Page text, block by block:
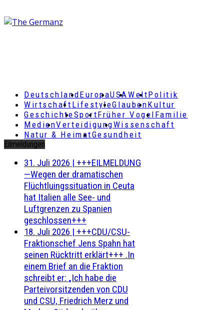
DeutschlandEuropaUSAWeltPolitik
Wirtschaft LifestyleGlaubenKultur
GeschichteSportFrüher Vogel Familie
MedienVerteidigungWissenschaft
Natur & HeimatGesundheit
Eilmeldungen
31. Juli 2026 | +++EILMELDUNG
—Wegen der dramatischen
Flüchtluingssituation in Ceuta
hat Italien alle See- und
Luftgrenzen zu Spanien
geschlossen+++
18. Juli 2026 | +++CDU/CSU-
Fraktionschef Jens Spahn hat
seinen Rücktritt erklärt+++ .In
einem Brief an die Fraktion
schreibt er: „Ich habe die
Parteivorsitzenden von CDU
und CSU, Friedrich Merz und